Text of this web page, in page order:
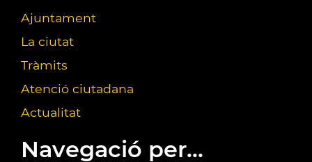
Ajuntament
La ciutat
Tràmits
Atenció ciutadana
Actualitat
Navegació per...